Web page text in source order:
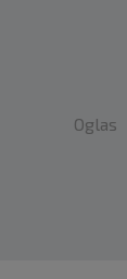
Oglas